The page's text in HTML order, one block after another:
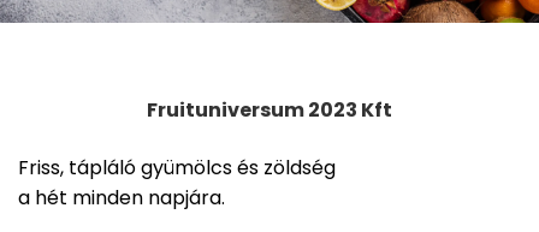
Fruituniversum 2023 Kft
Friss, tápláló gyümölcs és zöldség
a hét minden napjára.